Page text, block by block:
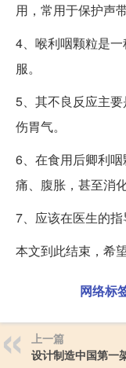
用，常用于保护声带
4、喉利咽颗粒是
服。
5、其不良反应主
伤胃气。
6、在食用后卿利
痛、腹胀，甚至消
7、应该在医生的指
本文到此结束，希
网络标
上一篇
设计制造中国第一